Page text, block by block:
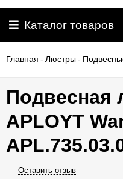
освещения
О
Каталог товаров
Главная - Люстры-
Подвесная
APLOYT
Оставить отзыв